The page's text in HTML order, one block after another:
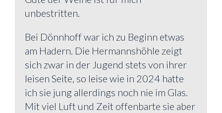
unbestritten.
Bei Dönnhoff war ich zu Beginn etwas
am Hadern. Die Hermannshöhle zeigt
sich zwar in der Jugend stets von ihrer
leisen Seite, so leise wie in 2024 hatte
ich sie jung allerdings noch nie im Glas.
Mit viel Luft und Zeit offenbarte sie aber